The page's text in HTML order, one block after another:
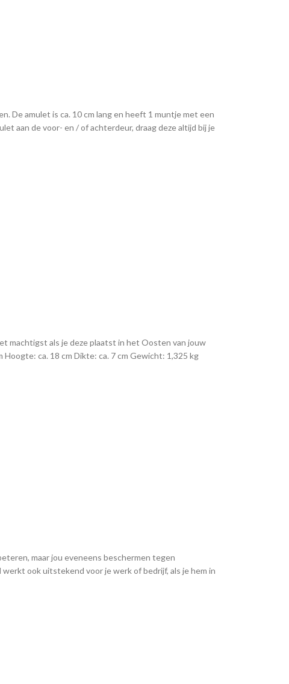
De amulet is ca. 10 cm lang en heeft 1 muntje met een
aan de voor- en / of achterdeur, draag deze altijd bij je
machtigst als je deze plaatst in het Oosten van jouw
Hoogte: ca. 18 cm Dikte: ca. 7 cm Gewicht: 1,325 kg
maar jou eveneens beschermen tegen
ook uitstekend voor je werk of bedrijf, als je hem in